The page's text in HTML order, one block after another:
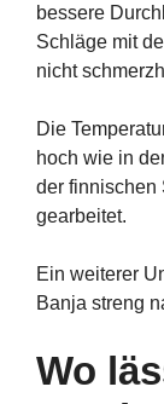
bessere
Schläge mit
nicht
Die
hoch wie in
der finnischen
gearbeitet.
Ein weiterer
Banja streng
Wo